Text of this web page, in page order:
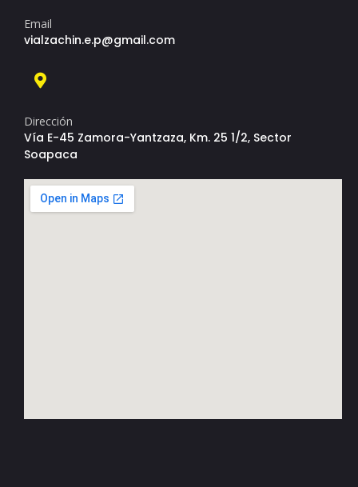
Email
vialzachin.e.p@gmail.com
Dirección
Vía E-45 Zamora-Yantzaza, Km. 25 1/2, Sector
Soapaca